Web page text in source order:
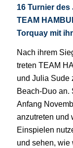
16 Turnier des
TEAM
Torquay mit
Nach ihrem
treten TEAM
und Julia Sude
Beach-Duo an.
Anfang
anzutreten und
Einspielen
und sehen, wie